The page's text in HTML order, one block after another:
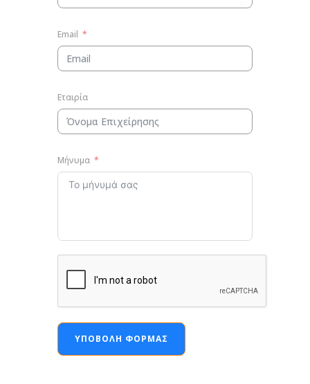
Email
Εταιρία
Μήνυμα
ΥΠΟΒΟΛΉ ΦΌΡΜΑΣ